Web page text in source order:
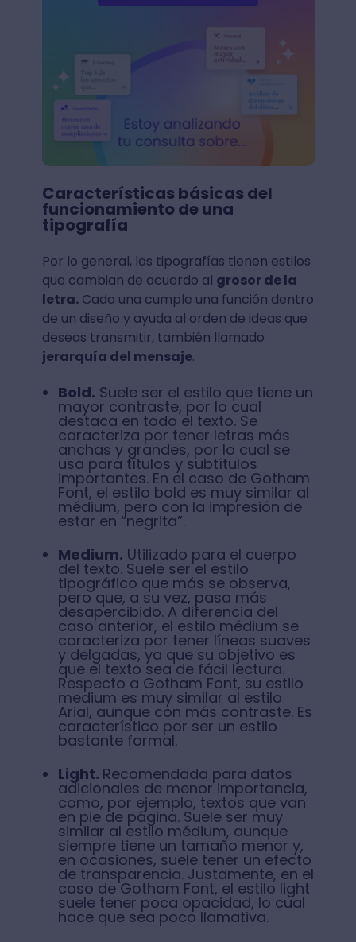
Características básicas del
funcionamiento de una
tipografía
Por lo general, las tipografías tienen estilos
que cambian de acuerdo al grosor de la
letra.Cada una cumple una función dentro
de un diseño y ayuda al orden de ideas que
deseas transmitir, también llamado
jerarquía del mensaje.
Bold. Suele ser el estilo que tiene un
mayor contraste, por lo cual
destaca en todo el texto. Se
caracteriza por tener letras más
anchas y grandes, por lo cual se
usa para títulos y subtítulos
importantes. En el caso de Gotham
Font, el estilo bold es muy similar al
médium, pero con la impresión de
estar en “negrita”.
Medium. Utilizado para el cuerpo
del texto. Suele ser el estilo
tipográfico que más se observa,
pero que, a su vez, pasa más
desapercibido. A diferencia del
caso anterior, el estilo médium se
caracteriza por tener líneas suaves
y delgadas, ya que su objetivo es
que el texto sea de fácil lectura.
Respecto a Gotham Font, su estilo
medium es muy similar al estilo
Arial, aunque con más contraste. Es
característico por ser un estilo
bastante formal.
Light. Recomendada para datos
adicionales de menor importancia,
como, por ejemplo, textos que van
en pie de página. Suele ser muy
similar al estilo médium, aunque
siempre tiene un tamaño menor y,
en ocasiones, suele tener un efecto
de transparencia. Justamente, en el
caso de Gotham Font, el estilo light
suele tener poca opacidad, lo cual
hace que sea poco llamativa.